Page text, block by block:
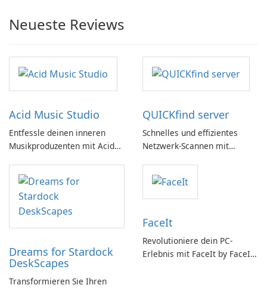
Neueste Reviews
Acid Music Studio
Entfessle deinen inneren
Musikproduzenten mit Acid
QUICKfind server
Schnelles und effizientes
Netzwerk-Scannen mit
Dreams for Stardock
DeskScapes
Transformieren Sie Ihren
FaceIt
Revolutioniere dein PC-
Erlebnis mit FaceIt by FaceIt